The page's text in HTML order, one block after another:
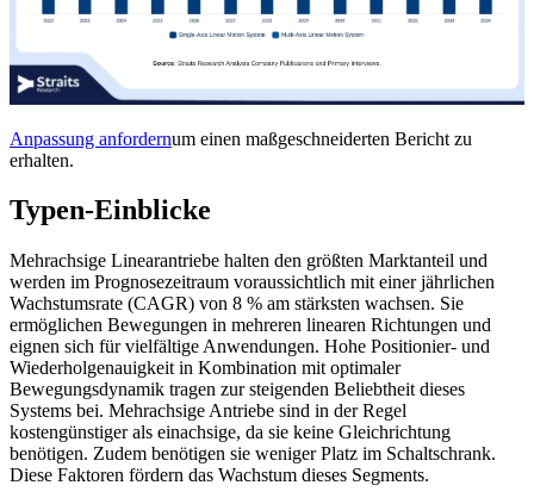
Anpassung anfordernum einen maßgeschneiderten Bericht zu
erhalten.
Typen-Einblicke
Mehrachsige Linearantriebe halten den größten Marktanteil und
werden im Prognosezeitraum voraussichtlich mit einer jährlichen
Wachstumsrate (CAGR) von 8 % am stärksten wachsen. Sie
ermöglichen Bewegungen in mehreren linearen Richtungen und
eignen sich für vielfältige Anwendungen. Hohe Positionier- und
Wiederholgenauigkeit in Kombination mit optimaler
Bewegungsdynamik tragen zur steigenden Beliebtheit dieses
Systems bei. Mehrachsige Antriebe sind in der Regel
kostengünstiger als einachsige, da sie keine Gleichrichtung
benötigen. Zudem benötigen sie weniger Platz im Schaltschrank.
Diese Faktoren fördern das Wachstum dieses Segments.